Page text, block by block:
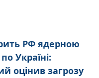
РФ ядерною
Україні:
оцінив загрозу